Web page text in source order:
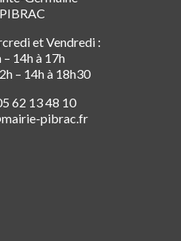
et Vendredi :
14h à 17h
– 14h à 18h30
62 13 48 10
pibrac.fr